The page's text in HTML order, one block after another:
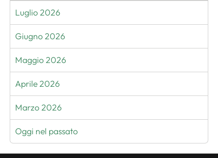
Luglio 2026
Giugno 2026
Maggio 2026
Aprile 2026
Marzo 2026
Oggi nel passato